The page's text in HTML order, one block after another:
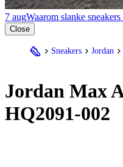
7 augWaarom slanke
Close
Sneakers Jordan
Jordan Max
HQ2091-002